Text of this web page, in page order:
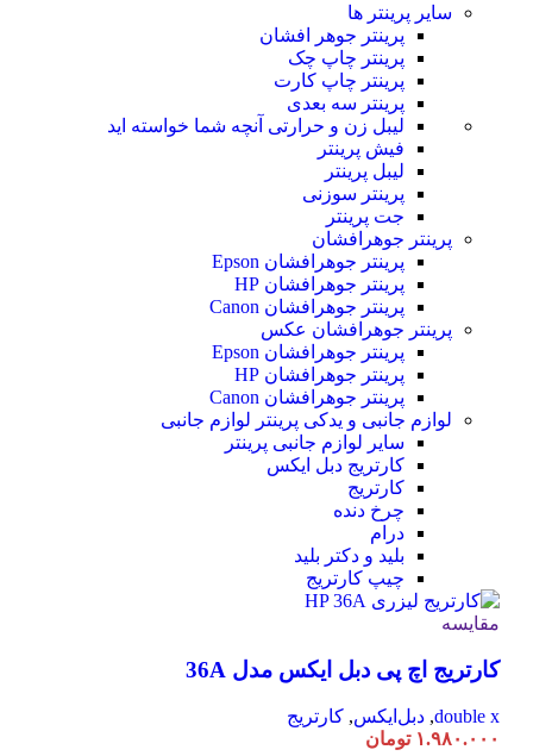
سایر پرینتر ها
پرینتر جوهر افشان
پرینتر چاپ چک
پرینتر چاپ کارت
پرینتر سه بعدی
لیبل زن و حرارتی آنچه شما خواسته اید
فیش پرینتر
لیبل پرینتر
پرینتر سوزنی
جت پرینتر
پرینتر جوهرافشان
پرینتر جوهرافشان Epson
پرینتر جوهرافشان HP
پرینتر جوهرافشان Canon
پرینتر جوهرافشان عکس
پرینتر جوهرافشان Epson
پرینتر جوهرافشان HP
پرینتر جوهرافشان Canon
لوازم جانبی و یدکی پرینتر لوازم جانبی
سایر لوازم جانبی پرینتر
کارتریج دبل ایکس
کارتریج
چرخ دنده
درام
بلید و دکتر بلید
چیپ کارتریج
مقایسه
کارتریج اچ پی دبل ایکس مدل 36A
double x
, دبل‌ایکس, کارتریج
۱.۹۸۰.۰۰۰ تومان